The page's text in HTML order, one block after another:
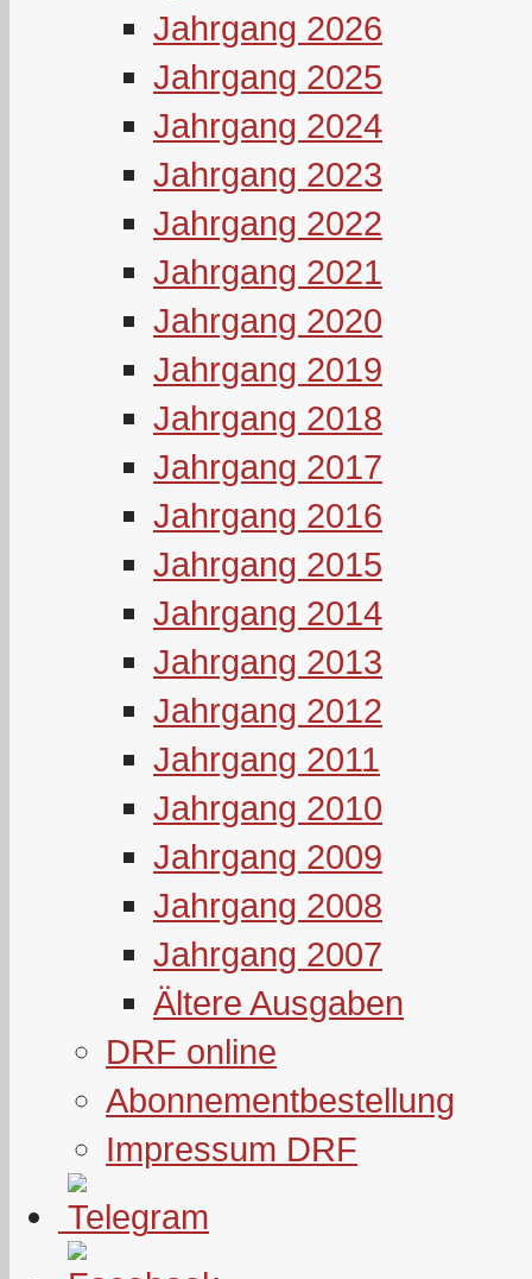
Jahrgang 2026
Jahrgang 2025
Jahrgang 2024
Jahrgang 2023
Jahrgang 2022
Jahrgang 2021
Jahrgang 2020
Jahrgang 2019
Jahrgang 2018
Jahrgang 2017
Jahrgang 2016
Jahrgang 2015
Jahrgang 2014
Jahrgang 2013
Jahrgang 2012
Jahrgang 2011
Jahrgang 2010
Jahrgang 2009
Jahrgang 2008
Jahrgang 2007
Ältere Ausgaben
DRF online
Abonnementbestellung
Impressum DRF